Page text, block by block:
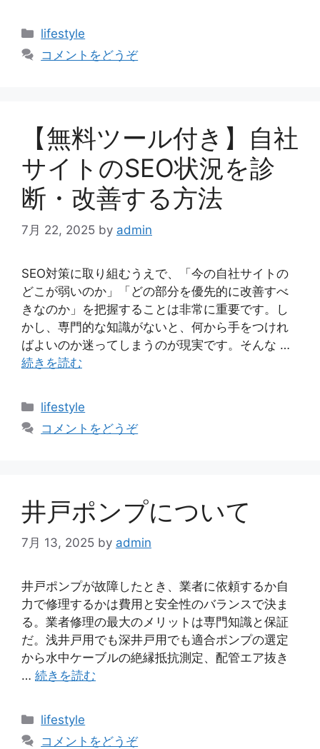
カ
テ
lifestyle
コメントをどうぞ
【無料ツール付き】自社
サイトのSEO状況を診
断・改善する方法
7月 22, 2025 by admin
SEO対策に取り組むうえで、「今の自社サイトの
どこが弱いのか」「どの部分を優先的に改善すべ
きなのか」を把握することは非常に重要です。し
かし、専門的な知識がないと、何から手をつけれ
ばよいのか迷ってしまうのが現実です。そんな …
続きを読む
カ
lifestyle
コメントをどうぞ
井戸ポンプについて
7月 13, 2025 by admin
井戸ポンプが故障したとき、業者に依頼するか自
力で修理するかは費用と安全性のバランスで決ま
る。業者修理の最大のメリットは専門知識と保証
だ。浅井戸用でも深井戸用でも適合ポンプの選定
から水中ケーブルの絶縁抵抗測定、配管エア抜き
… 続きを読む
カ
テ
lifestyle
コメントをどうぞ